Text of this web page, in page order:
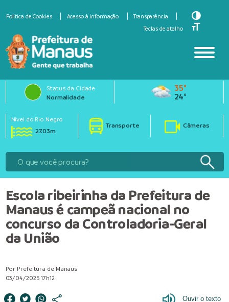
Política de Cookies Acesso à informação
Transparência
Teclas de atalho
Toggle
Toggle
Status da Cidade
Normalidade
35°
24°
Nível do Rio Negro
27.03m
Transporte Câmeras
Escola ribeirinha da Prefeitura de
Manaus é campeã nacional no
concurso da Controladoria-Geral
da União
Por Prefeitura de Manaus
03/04/2025 17h12